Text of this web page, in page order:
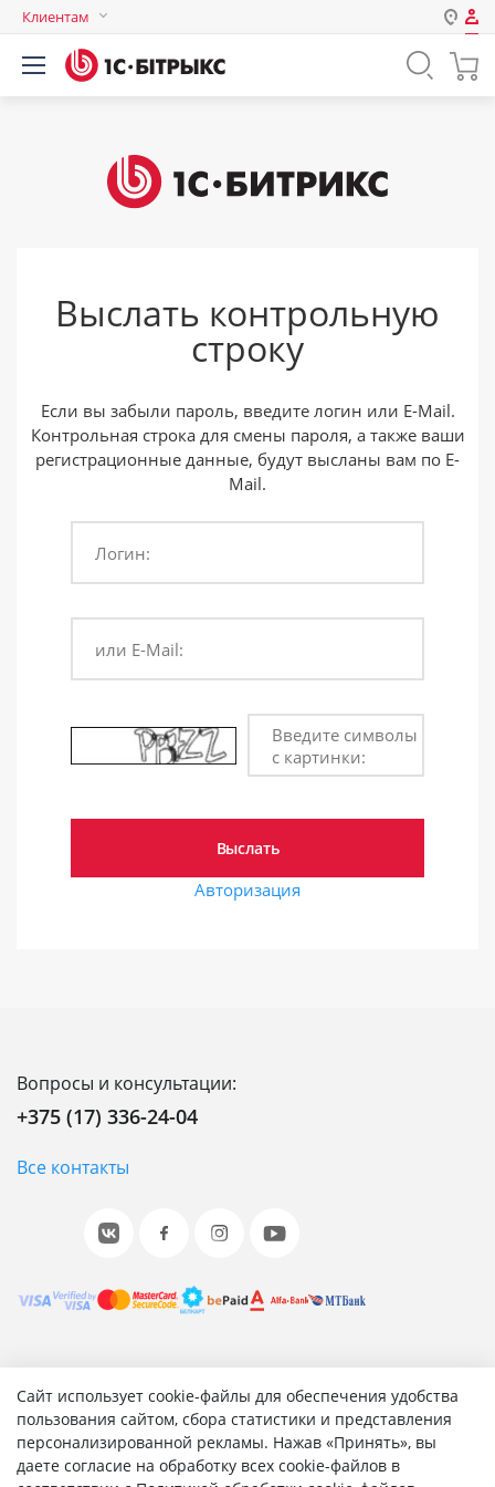
Сайт использует cookie-файлы для обеспечения удобства
пользования сайтом, сбора статистики и представления
персонализированной рекламы. Нажав «Принять», вы
даете согласие на обработку всех cookie-файлов в
Клиентам
Авторизация
Логин
Запомнить меня на этом
компьютере
Забыли свой пароль?
или войдите с помощью
Выслать контрольную
строку
Если вы забыли пароль, введите логин или E-Mail.
Контрольная строка для смены пароля, а также ваши
регистрационные данные, будут высланы вам по E-
Mail.
Логин:
или E-Mail:
Введите символы
с картинки:
Авторизация
Вопросы и консультации:
+375 (17) 336-24-04
Все контакты
© 2001-2026 «Битрикс», «1С-Битрикс». Работает на 1С-
Битрикс: Управление сайтом.
Согласие на обработку персональных данных
Отзыв согласия на обработку персональных данных